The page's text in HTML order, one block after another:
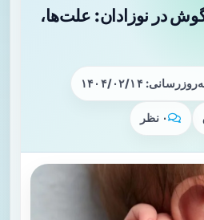
در نوزادان: علت‌ها،
۱۴۰۴/۰۲/۱۴
۰ نظر